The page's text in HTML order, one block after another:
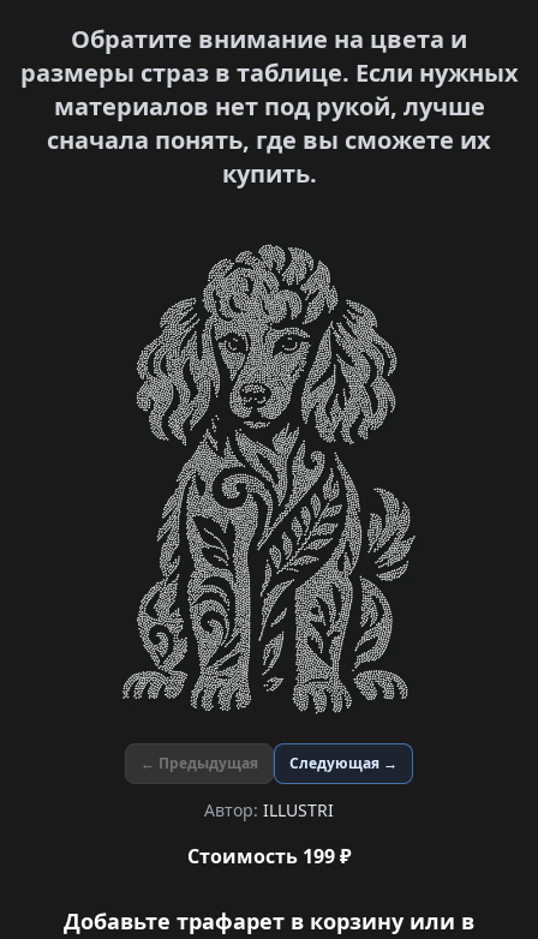
Обратите внимание на цвета и
размеры страз в таблице. Если нужных
материалов нет под рукой, лучше
сначала понять, где вы сможете их
купить.
← Предыдущая Следующая →
Автор: ILLUSTRI
Стоимость 199 ₽
Добавьте трафарет в корзину или в